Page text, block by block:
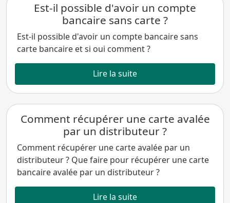
Est-il possible d'avoir un compte
bancaire sans carte ?
Est-il possible d'avoir un compte bancaire sans
carte bancaire et si oui comment ?
Lire la suite
Comment récupérer une carte avalée
par un distributeur ?
Comment récupérer une carte avalée par un
distributeur ? Que faire pour récupérer une carte
bancaire avalée par un distributeur ?
Lire la suite